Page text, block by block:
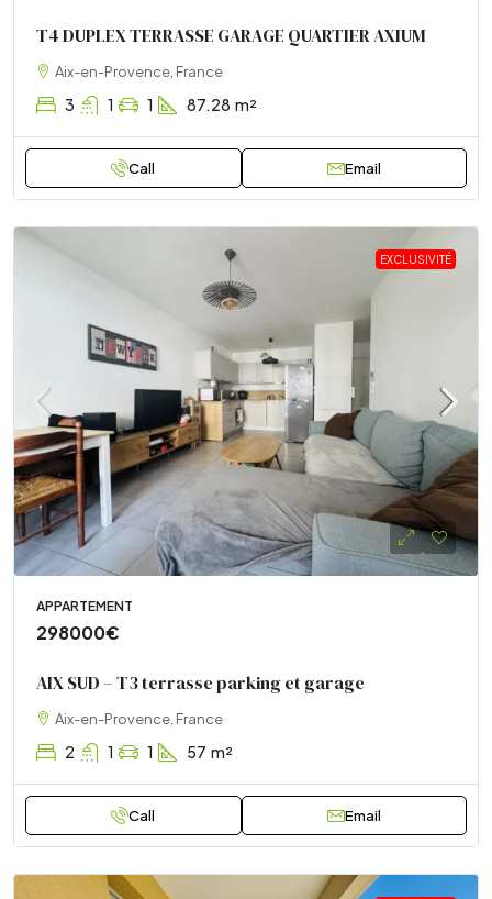
T4 DUPLEX TERRASSE GARAGE QUARTIER AXIUM
Aix-en-Provence, France
3 1 1 87.28 m²
Call Email
EXCLUSIVITÉ
APPARTEMENT
298000€
AIX SUD – T3 terrasse parking et garage
Aix-en-Provence, France
2 1 1 57 m²
Call Email